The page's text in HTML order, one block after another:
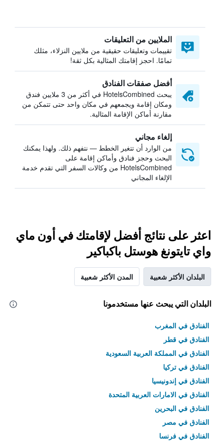
الملايين من التعليقات
تقييمات وتعليقات حقيقية من ملايين النزلاء، مثلك
تمامًا. احجز إقامتك المثالية بكل ثقة!
أفضل صفقات الفنادق
يبحث HotelsCombined في أكثر من 3 ملايين فندق
ومكان إقامة ويجمعهم في مكان واحد حتى تتمكن من
مقارنة أماكن الإقامة المثالية.
إلغاء مجاني
من الوارد أن تتغير الخطط — نتفهم ذلك. ولهذا يمكنك
البحث وحجز فنادق وأماكن إقامة على
HotelsCombined من وكالات السفر التي تقدم خدمة
الإلغاء المجاني
اعثر على نتائج أفضل لإقامتك في أون ماي
واي تايتونغ هوستل باكباكير
البلدان الأكثر شعبية المدن الأكثر شعبية
البلدان التي يبحث عنها مستخدمونا
الفنادق في المغرب
الفنادق في قطر
الفنادق في المملكة العربية السعودية
الفنادق في تركيا
الفنادق في إندونيسيا
الفنادق في الامارات العربية المتحدة
الفنادق في البحرين
الفنادق في مصر
الفنادق في فرنسا